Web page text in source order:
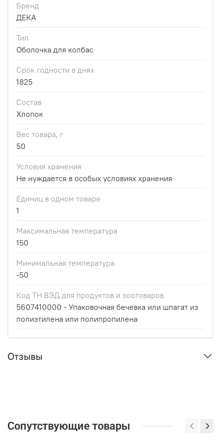
Бренд
ДЕКА
Тип
Оболочка для колбас
Срок годности в днях
1825
Состав
Хлопок
Вес товара, г
50
Условия хранения
Не нуждается в особых условиях хранения
Единиц в одном товаре
1
Максимальная температура
150
Минимальная температура
-50
Код ТН ВЭД для продуктов и зоотоваров
5607410000 - Упаковочная бечевка или шпагат из
полиэтилена или полипропилена
Отзывы
Сопутствующие товары